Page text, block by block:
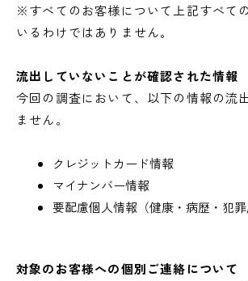
※すべてのお客様について上記すべて
いるわけではありません。
流出していないことが確認された情報
今回の調査において、以下の情報の流
ません。
クレジットカード情報
マイナンバー情報
要配慮個人情報（健康・病歴・犯罪
対象のお客様への個別ご連絡について